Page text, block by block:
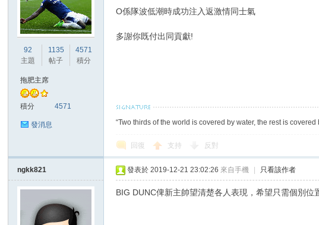
92
主題
1135
帖子
4571
積分
拖肥主席
積分 4571
發消息
O係隊波低潮時成功注入返激情同士氣
多謝你既付出同貢獻!
“Two thirds of the world is covered by water, the rest is
回復 支持 反對
ngkk821 發表於 2019-12-21 23:02:26 來自手機 只看該作者
BIG DUNC俾新主帥望清楚各人表現，希望只需個別位